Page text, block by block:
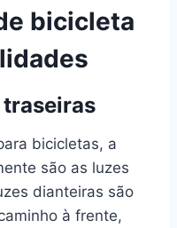
bicicleta
bicicletas, a
são as luzes
dianteiras são
à frente,